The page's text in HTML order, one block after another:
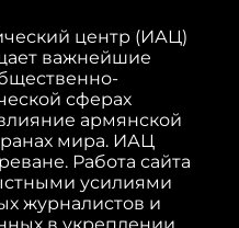
центр (ИАЦ)
важнейшие
сферах
армянской
мира. ИАЦ
Работа сайта
усилиями
журналистов и